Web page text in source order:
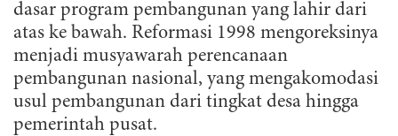
dasar program pembangunan yang lahir dari
atas ke bawah. Reformasi 1998 mengoreksinya
menjadi musyawarah perencanaan
pembangunan nasional, yang mengakomodasi
usul pembangunan dari tingkat desa hingga
pemerintah pusat.